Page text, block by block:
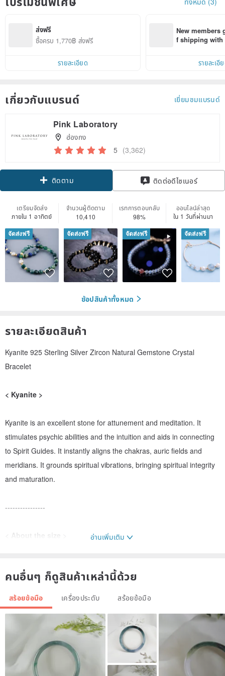
ส่งฟรี
ซื้อครบ 1,770฿ ส่งฟรี
รายละเอียด
New members
f shipping
within 7 days!
รายละเอี
เกี่ยวกับแบรนด์ เยี่ยมชมแบรนด์
Pink Laboratory
ฮ่องกง
5 (3,362)
ติดตาม ติดต่อดีไซเนอร์
เตรียมจัดส่ง
ภายใน 1 อาทิตย์
จำนวนผู้ติดตาม
10,410
เรทการตอบกลับ
98%
ออนไลน์ล่าสุด
ใน 1 วันที่ผ่านมา
จัดส่งฟรี จัดส่งฟรี จัดส่งฟรี จัดส่งฟรี
ช้อปสินค้าทั้งหมด
รายละเอียดสินค้า
Kyanite 925 Sterling Silver Zircon Natural Gemstone Crystal
Bracelet
< Kyanite >
Kyanite is an excellent stone for attunement and meditation. It
stimulates psychic abilities and the intuition and aids in connecting
to Spirit Guides. It instantly aligns the chakras, auric fields and
meridians. It grounds spiritual vibrations, bringing spiritual integrity
and maturation.
----------------
< About the size >
measure the circumference of your wrist. (No need to reserve extra
space during measurement)
< Materials & Specifications >
อ่านเพิ่มเติม
คนอื่นๆ ก็ดูสินค้าเหล่านี้ด้วย
สร้อยข้อมือ เครื่องประดับ สร้อยข้อมือ